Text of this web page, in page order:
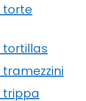
torte
tortillas
trippa